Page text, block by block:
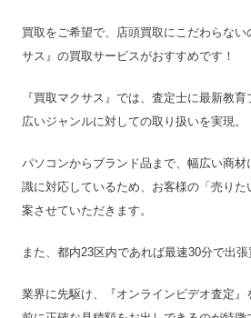
買取をご希望で、店頭買取にこだわらない
サス』の買取サービスがおすすめです！
『買取マクサス』では、査定士に最新教
広いジャンルに対しての取り扱いを実現。
パソコンからブランド品まで、幅広い商材
識に対応しているため、お客様の「売りた
案させていただきます。
また、都内23区内であれば最速30分で出張
業界に先駆け、『オンラインビデオ査定